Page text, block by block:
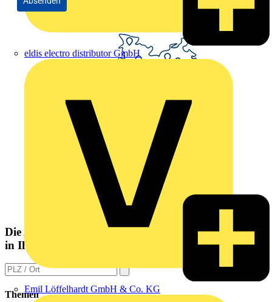
eldis electro distributor GmbH
Emil Löffelhardt GmbH & Co. KG
Die Altlampen Sammelstelle
in Ihrer Nähe
Themen